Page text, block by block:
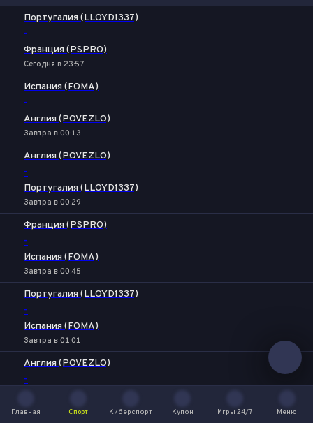
Португалия (LLOYD1337)
-
Франция (PSPRO)
Сегодня в 23:57
Испания (FOMA)
-
Англия (POVEZLO)
Завтра в 00:13
Англия (POVEZLO)
-
Португалия (LLOYD1337)
Завтра в 00:29
Франция (PSPRO)
-
Испания (FOMA)
Завтра в 00:45
Португалия (LLOYD1337)
-
Испания (FOMA)
Завтра в 01:01
Англия (POVEZLO)
-
Завтра в 01:17
Главная
Спорт
Киберспорт
Купон
Игры 24/7
Меню